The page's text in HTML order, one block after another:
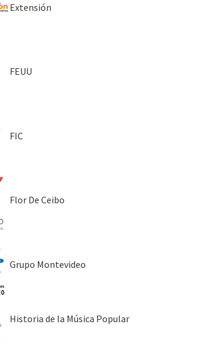
Extensión
FEUU
FIC
Flor De Ceibo
Grupo Montevideo
Historia de la Música Popular